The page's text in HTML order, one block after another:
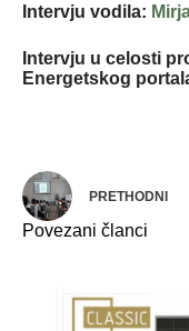
Intervju vodila:
Intervju u celosti
Energetskog
PRETHODNI
Povezani članci